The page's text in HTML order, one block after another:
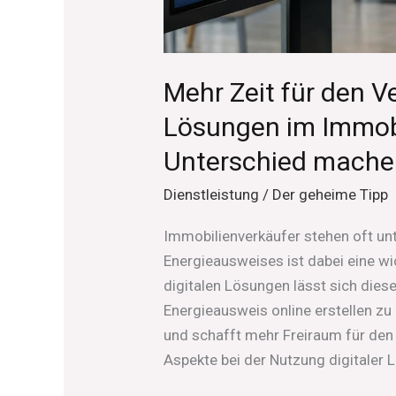
Mehr Zeit für den
Lösungen im
Unterschied
Dienstleistung / Der geheime Tipp
Immobilienverkäufer stehen oft
Energieausweises ist dabei eine
digitalen Lösungen lässt sich
Energieausweis online erstellen
und schafft mehr Freiraum für
Aspekte bei der Nutzung digitaler